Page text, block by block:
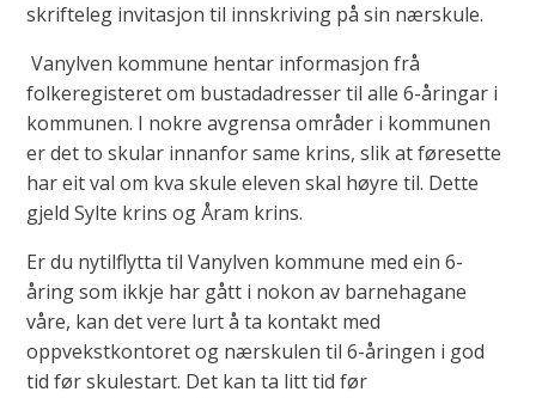
skrifteleg invitasjon til innskriving på sin nærskule.
Vanylven kommune hentar informasjon frå
folkeregisteret om bustadadresser til alle 6-åringar i
kommunen. I nokre avgrensa områder i kommunen
er det to skular innanfor same krins, slik at føresette
har eit val om kva skule eleven skal høyre til. Dette
gjeld Sylte krins og Åram krins.
Er du nytilflytta til Vanylven kommune med ein 6-
åring som ikkje har gått i nokon av barnehagane
våre, kan det vere lurt å ta kontakt med
oppvekstkontoret og nærskulen til 6-åringen i god
tid før skulestart. Det kan ta litt tid før